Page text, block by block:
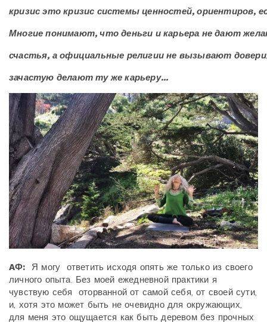
кризис это кризис системы ценностей, ориентиров,
Многие понимают, что деньги и карьера не дают
счастья, а официальные религии не вызывают
зачастую делают ту же карьеру...
AФ: Я могу ответить исходя опять же только из своего
личного опыта. Без моей ежедневной практики я
чувствую себя оторванной от самой себя, от своей сути,
и, хотя это может быть не очевидно для окружающих,
для меня это ощущается как быть деревом без прочных